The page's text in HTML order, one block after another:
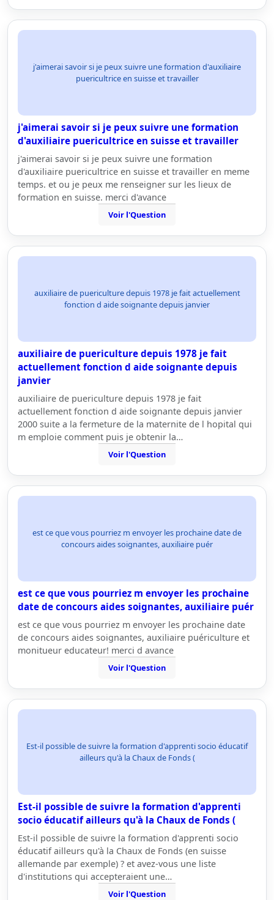
j'aimerai savoir si je peux suivre une formation d'auxiliaire
puericultrice en suisse et travailler
j'aimerai savoir si je peux suivre une formation
d'auxiliaire puericultrice en suisse et travailler
j'aimerai savoir si je peux suivre une formation
d'auxiliaire puericultrice en suisse et travailler en meme
temps. et ou je peux me renseigner sur les lieux de
formation en suisse. merci d'avance
Voir l'Question
auxiliaire de puericulture depuis 1978 je fait actuellement
fonction d aide soignante depuis janvier
auxiliaire de puericulture depuis 1978 je fait
actuellement fonction d aide soignante depuis
janvier
auxiliaire de puericulture depuis 1978 je fait
actuellement fonction d aide soignante depuis janvier
2000 suite a la fermeture de la maternite de l hopital qui
m emploie comment puis je obtenir la…
Voir l'Question
est ce que vous pourriez m envoyer les prochaine date de
concours aides soignantes, auxiliaire puér
est ce que vous pourriez m envoyer les prochaine
date de concours aides soignantes, auxiliaire puér
est ce que vous pourriez m envoyer les prochaine date
de concours aides soignantes, auxiliaire puériculture et
monitueur educateur! merci d avance
Voir l'Question
Est-il possible de suivre la formation d'apprenti socio éducatif
ailleurs qu'à la Chaux de Fonds (
Est-il possible de suivre la formation d'apprenti
socio éducatif ailleurs qu'à la Chaux de Fonds (
Est-il possible de suivre la formation d'apprenti socio
éducatif ailleurs qu'à la Chaux de Fonds (en suisse
allemande par exemple) ? et avez-vous une liste
d'institutions qui accepteraient une…
Voir l'Question